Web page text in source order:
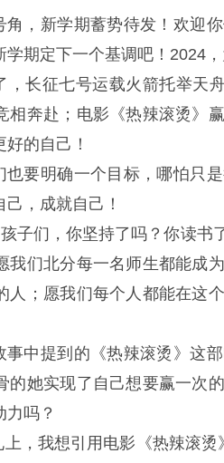
，新学期蓄势待发！欢迎
期定下一个基调吧！2024，
长征七号运载火箭托举天
相奔赴；电影《热辣滚烫》
的自己！
要明确一个目标，哪怕只
，成就自己！
子们，你坚持了吗？你读书
我们北分每一名师生都能成
人；愿我们每个人都能在这
中提到的《热辣滚烫》这
的她实现了自己想要赢一次
吗？
，我想引用电影《热辣滚